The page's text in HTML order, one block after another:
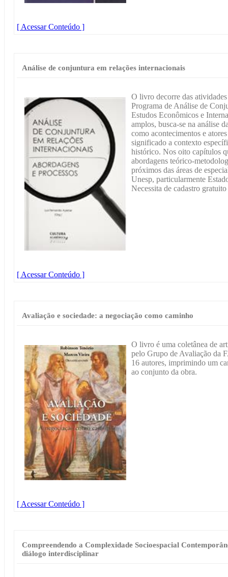
[ Acessar Conteúdo ]
Análise de conjuntura em relações internacionais
O livro decorre das
Programa de Análise de
Estudos Econômicos e
amplos, busca-se na análise
como acontecimentos e
significado a contexto
histórico. Nos oito capítulos
abordagens teórico-
próximos das áreas de
Unesp, particularmente
Necessita de cadastro
[ Acessar Conteúdo ]
Avaliação e sociedade: a negociação como caminho
O livro é uma coletânea de
pelo Grupo de Avaliação da
16 autores, imprimindo um
ao conjunto da obra.
[ Acessar Conteúdo ]
Compreendendo a Complexidade Socioespacial
diálogo interdisciplinar